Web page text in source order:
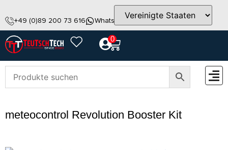
+49 (0)89 200 73 616 WhatsApp info@teutschtech.com
0
meteocontrol Revolution Booster Kit